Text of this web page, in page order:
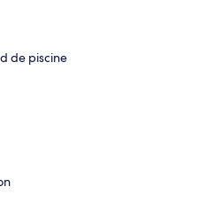
de piscine